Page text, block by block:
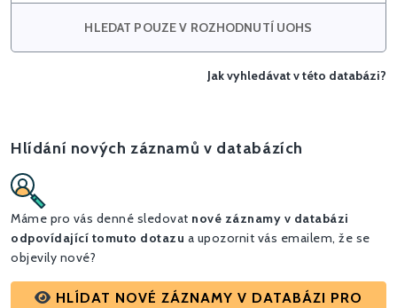
HLEDAT POUZE V ROZHODNUTÍ UOHS
Jak vyhledávat v této databázi?
Hlídání nových záznamů v databázích
Máme pro vás denné sledovat nové záznamy v databázi
odpovídající tomuto dotazu a upozornit vás emailem, že se
objevily nové?
HLÍDAT NOVÉ ZÁZNAMY V DATABÁZI PRO